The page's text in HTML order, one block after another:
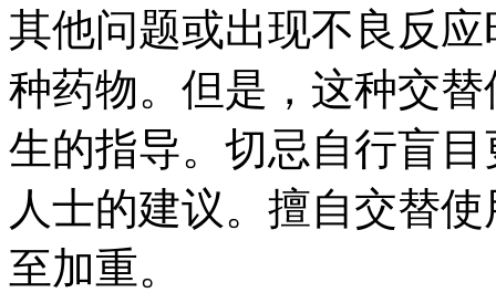
其他问题或出现不良反
种药物。但是，这种交
生的指导。切忌自行盲
人士的建议。擅自交替
至加重。